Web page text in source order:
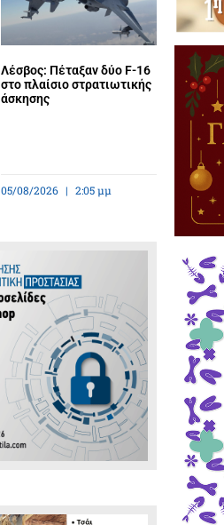
Λέσβος: Πέταξαν δύο F-16
στο πλαίσιο στρατιωτικής
άσκησης
05/08/2026 2:05 μμ